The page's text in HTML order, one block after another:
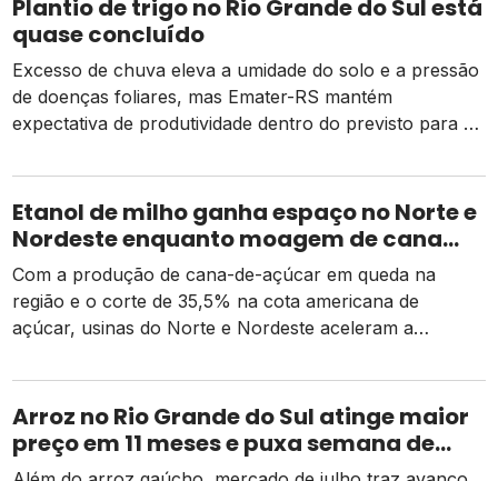
Plantio de trigo no Rio Grande do Sul está
quase concluído
Excesso de chuva eleva a umidade do solo e a pressão
de doenças foliares, mas Emater-RS mantém
expectativa de produtividade dentro do previsto para a
Etanol de milho ganha espaço no Norte e
Nordeste enquanto moagem de cana
recua e tarifa dos EUA pressiona usinas
Com a produção de cana-de-açúcar em queda na
região e o corte de 35,5% na cota americana de
açúcar, usinas do Norte e Nordeste aceleram a
de receita e competitividade.
Arroz no Rio Grande do Sul atinge maior
preço em 11 meses e puxa semana de
valorização no campo